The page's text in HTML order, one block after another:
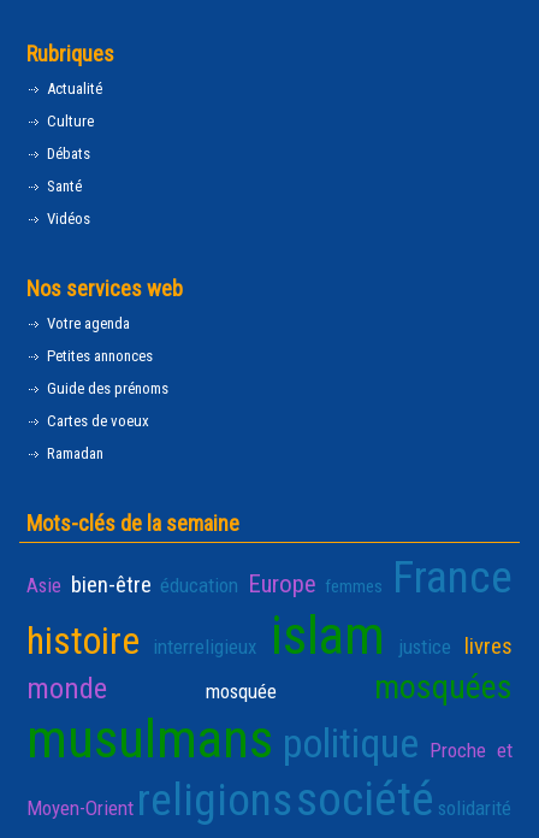
Rubriques
Actualité
Culture
Débats
Santé
Vidéos
Nos services web
Votre agenda
Petites annonces
Guide des prénoms
Cartes de voeux
Ramadan
Mots-clés de la semaine
Asie bien-être éducation Europe femmes France
histoire interreligieux islam justice livres
monde mosquée mosquées
musulmans politique Proche et
Moyen-Orient religionssociété solidarité